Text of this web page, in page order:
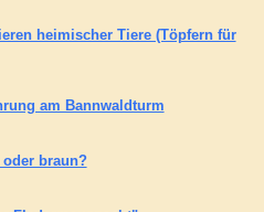
heimischer Tiere (Töpfern für
am Bannwaldturm
braun?